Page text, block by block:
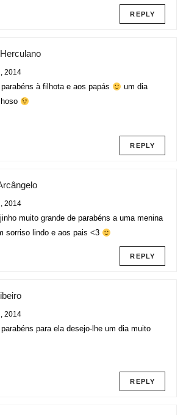
REPLY
2014
à filhota e aos papás
um dia
REPLY
2014
muito grande de parabéns a uma menina
sorriso lindo e aos pais <3
REPLY
2014
para ela desejo-lhe um dia muito
REPLY